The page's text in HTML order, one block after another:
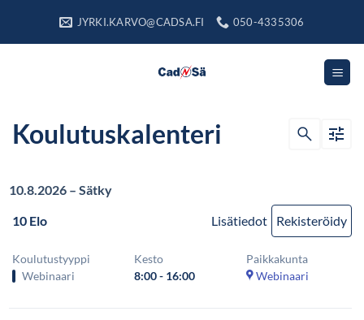
JYRKI.KARVO@CADSA.FI 050-4335306
Koulutuskalenteri
Etsi
10.8.2026 – Sätky
10 Elo
Lisätiedot Rekisteröidy
Koulutustyyppi
Webinaari
Kesto
8:00 - 16:00
Paikkakunta
Webinaari